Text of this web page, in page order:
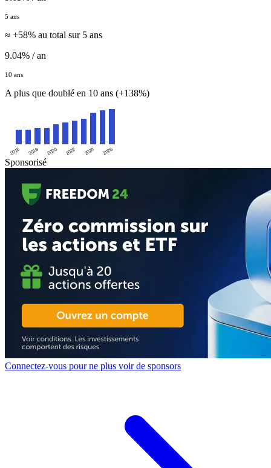
5 ans
≈ +58% au total sur 5 ans
9.04% / an
10 ans
A plus que doublé en 10 ans (+138%)
2016 2018 2020 2022 2024 2026
Sponsorisé
Connectez-vous pour ne plus voir de sponsors